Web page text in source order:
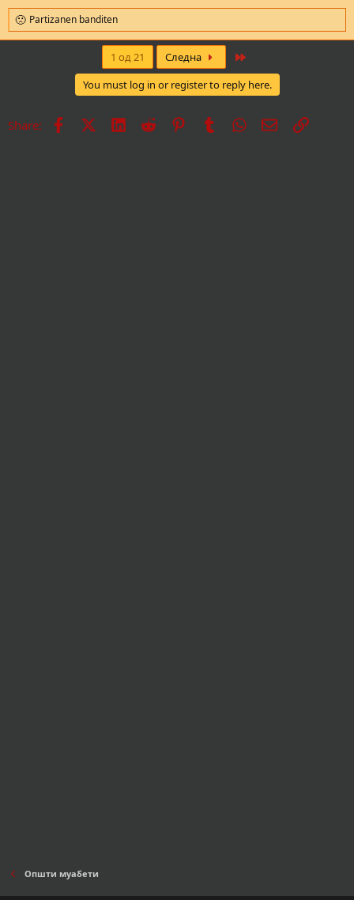
R
e
s
Partizanen banditen
1 од 21 Следна
You must log in or register to reply here.
Share: Facebook LinkedInReddit PinterestTumblrWhatsApp
Е-поштаВрска
Општи муабети